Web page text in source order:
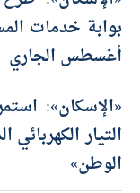
أغسطس الجاري
«الإسكان»:
التيار
الوطن»